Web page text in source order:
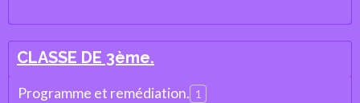
CLASSE DE 3ème.
Programme et remédiation. 1